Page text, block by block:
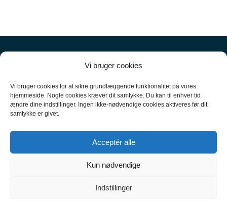
Vi bruger cookies
Vi bruger cookies for at sikre grundlæggende funktionalitet på vores
hjemmeside. Nogle cookies kræver dit samtykke. Du kan til enhver tid
ændre dine indstillinger. Ingen ikke-nødvendige cookies aktiveres før dit
samtykke er givet.
Acceptér alle
Kun nødvendige
Indstillinger
+45 61 10 52 10
hello@carpal.dk
Tonsbakken 16